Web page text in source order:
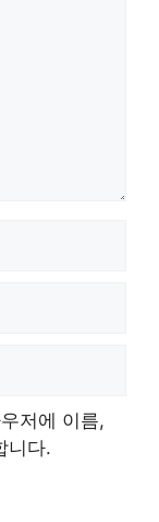
저에 이름,
니다.